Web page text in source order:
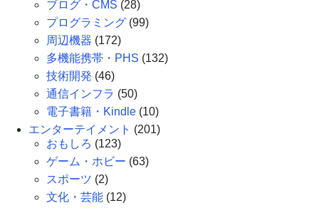
ブログ・CMS (28)
プログラミング (99)
周辺機器 (172)
多機能携帯・PHS (132)
技術開発 (46)
通信インフラ (50)
電子書籍・Kindle (10)
エンターテイメント (201)
おもしろ (123)
ゲーム・ホビー (63)
スポーツ (2)
文化・芸能 (12)